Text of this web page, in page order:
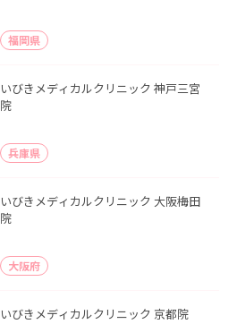
福岡県
いびきメディカルクリニック 神戸三宮
院
兵庫県
いびきメディカルクリニック 大阪梅田
院
大阪府
いびきメディカルクリニック 京都院